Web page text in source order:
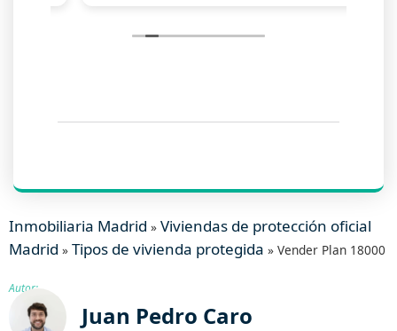
Inmobiliaria Madrid » Viviendas de protección oficial
Madrid » Tipos de vivienda protegida » Vender Plan 18000
Autor:
Juan Pedro Caro